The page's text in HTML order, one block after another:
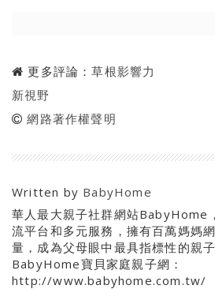
更多評論：草根影響力
新視野
網路著作權聲明
Written by BabyHome
華人最大親子社群網站BabyHome
流平台和多元服務，擁有百萬媽媽
量，成為父母眼中最具指標性的親子
BabyHome寶貝家庭親子網：
http://www.babyhome.com.tw/